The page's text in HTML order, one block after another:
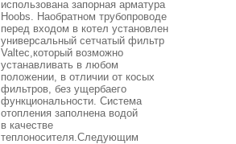
использована запорная арматура
Hoobs. Наобратном трубопроводе
перед входом в котел установлен
универсальный сетчатый фильтр
Valtec,который возможно
устанавливать в любом
положении, в отличии от косых
фильтров, без ущербаего
функциональности. Система
отопления заполнена водой
в качестве
теплоносителя.Следующим